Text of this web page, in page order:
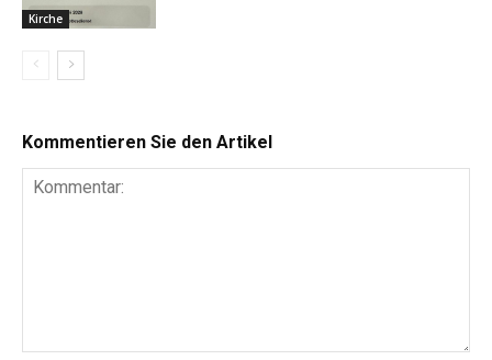
Kirche
Kommentieren Sie den Artikel